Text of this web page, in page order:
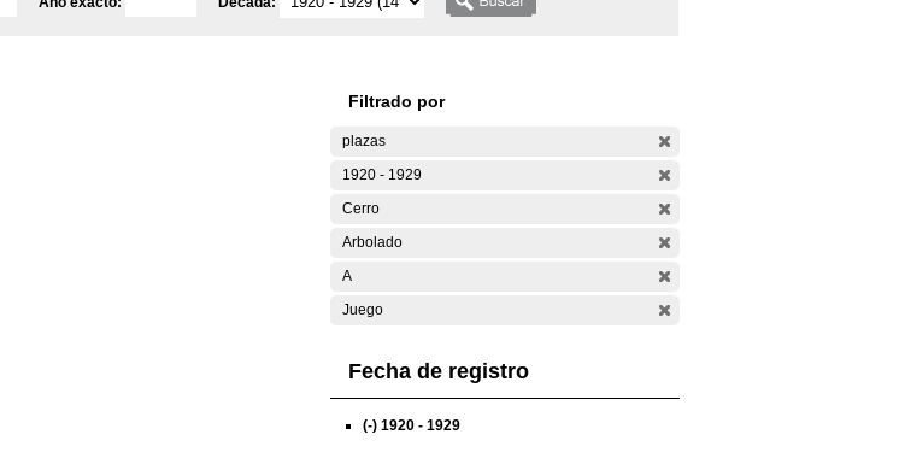
Filtrado por
plazas
1920 - 1929
Cerro
Arbolado
A
Juego
Fecha de registro
(-) 1920 - 1929